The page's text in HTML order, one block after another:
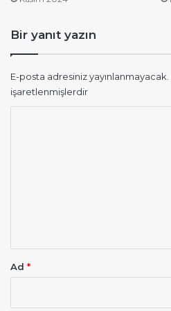
Bir yanıt yazın
E-posta adresiniz yayınlanmayacak.
işaretlenmişlerdir
Ad *